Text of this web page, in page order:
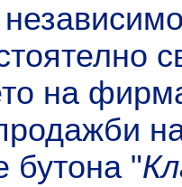
на
бутона "